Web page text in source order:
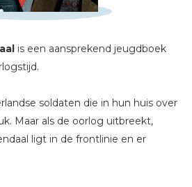
is een aansprekend jeugdboek
soldaten die in hun huis over
Maar als de oorlog uitbreekt,
ligt in de frontlinie en er
vieze schepen geëvacueerd.